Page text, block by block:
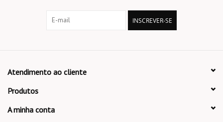
INSCREVER-SE
Atendimento ao cliente
Produtos
A minha conta